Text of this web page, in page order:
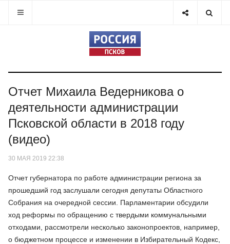
Отчет Михаила Ведерникова о
деятельности администрации
Псковской области в 2018 году
(видео)
30 МАЯ 2019 22:38
Отчет губернатора по работе администрации региона за
прошедший год заслушали сегодня депутаты Областного
Собрания на очередной сессии. Парламентарии обсудили
ход реформы по обращению с твердыми коммунальными
отходами, рассмотрели несколько законопроектов, например,
о бюджетном процессе и изменении в Избирательный Кодекс,